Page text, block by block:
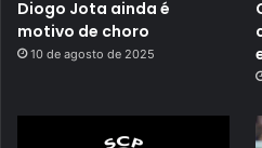
Diogo Jota ainda é
motivo de choro
10 de agosto de 2025